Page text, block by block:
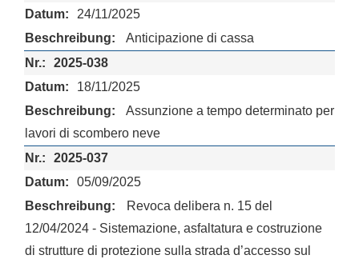
24/11/2025
Anticipazione di cassa
2025-038
18/11/2025
Assunzione a tempo determinato per
lavori di scombero neve
2025-037
05/09/2025
Revoca delibera n. 15 del
12/04/2024 - Sistemazione, asfaltatura e costruzione
di strutture di protezione sulla strada d’accesso sul